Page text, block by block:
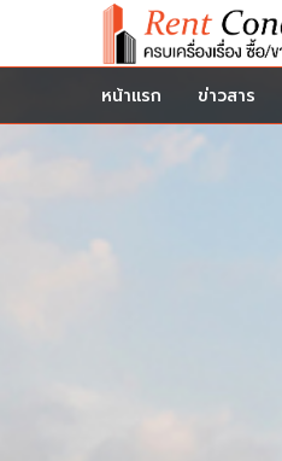
หน้าแรก ข่าวสาร